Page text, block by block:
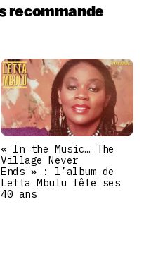
recommande
« In the Music… The
Village Never
Ends » : l’album de
Letta Mbulu fête ses
40 ans